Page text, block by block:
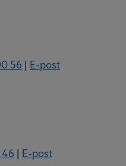
56 | E-post
46 | E-post